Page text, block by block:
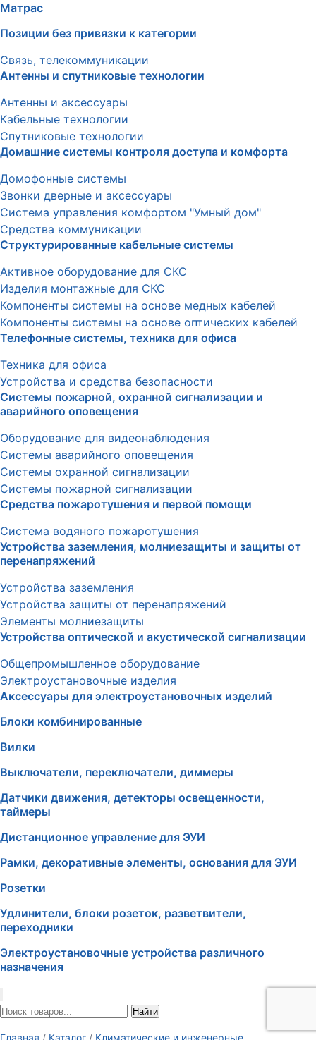
Матрас
Позиции без привязки к категории
Связь, телекоммуникации
Антенны и спутниковые технологии
Антенны и аксессуары
Кабельные технологии
Спутниковые технологии
Домашние системы контроля доступа и комфорта
Домофонные системы
Звонки дверные и аксессуары
Система управления комфортом "Умный дом"
Средства коммуникации
Структурированные кабельные системы
Активное оборудование для СКС
Изделия монтажные для СКС
Компоненты системы на основе медных кабелей
Компоненты системы на основе оптических кабелей
Телефонные системы, техника для офиса
Техника для офиса
Устройства и средства безопасности
Системы пожарной, охранной сигнализации и
аварийного оповещения
Оборудование для видеонаблюдения
Системы аварийного оповещения
Системы охранной сигнализации
Системы пожарной сигнализации
Средства пожаротушения и первой помощи
Система водяного пожаротушения
Устройства заземления, молниезащиты и защиты от
перенапряжений
Устройства заземления
Устройства защиты от перенапряжений
Элементы молниезащиты
Устройства оптической и акустической сигнализации
Общепромышленное оборудование
Электроустановочные изделия
Аксессуары для электроустановочных изделий
Блоки комбинированные
Вилки
Выключатели, переключатели, диммеры
Датчики движения, детекторы освещенности,
таймеры
Дистанционное управление для ЭУИ
Рамки, декоративные элементы, основания для ЭУИ
Розетки
Удлинители, блоки розеток, разветвители,
переходники
Электроустановочные устройства различного
назначения
Найти
Главная / Каталог / Климатические и инженерные